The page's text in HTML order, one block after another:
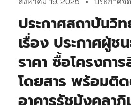
ประกาศสถาบันวิ
เรื่อง ประกาศผู้ช
ราคา ซื้อโครงกา
โดยสาร พร้อมติ